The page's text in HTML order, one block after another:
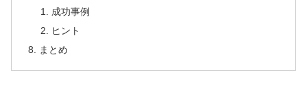
成功事例
ヒント
まとめ